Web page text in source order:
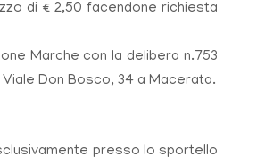
di € 2,50 facendone richiesta
Marche con la delibera n.753
Don Bosco, 34 a Macerata.
presso lo sportello